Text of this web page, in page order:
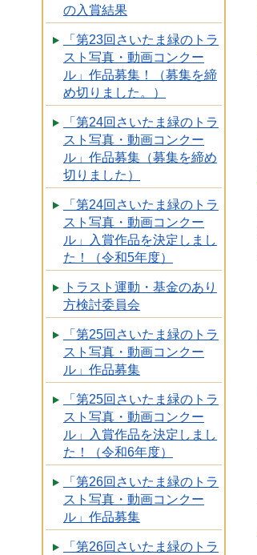
の入賞結果
「第23回さいたま緑のトラ
スト写真・動画コンクー
ル」作品募集！（募集を締
め切りました。）
「第24回さいたま緑のトラ
スト写真・動画コンクー
ル」作品募集（募集を締め
切りました）
「第24回さいたま緑のトラ
スト写真・動画コンクー
ル」入賞作品を決定しまし
た！（令和5年度）
トラスト運動・基金のあり
方検討委員会
「第25回さいたま緑のトラ
スト写真・動画コンクー
ル」作品募集
「第25回さいたま緑のトラ
スト写真・動画コンクー
ル」入賞作品を決定しまし
た！（令和6年度）
「第26回さいたま緑のトラ
スト写真・動画コンクー
ル」作品募集
「第26回さいたま緑のトラ